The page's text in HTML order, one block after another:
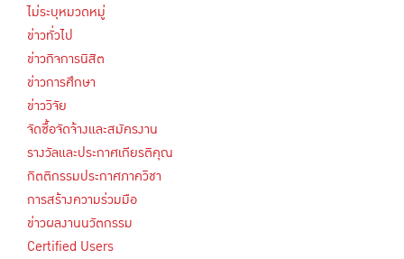
ไม่ระบุหมวดหมู่
ข่าวทั่วไป
ข่าวกิจการนิสิต
ข่าวการศึกษา
ข่าววิจัย
จัดซื้อจัดจ้างและสมัครงาน
รางวัลและประกาศเกียรติคุณ
กิตติกรรมประกาศภาควิชา
การสร้างความร่วมมือ
ข่าวผลงานนวัตกรรม
Certified Users